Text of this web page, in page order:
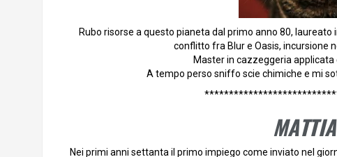
Rubo risorse a questo pianeta dal primo anno 80,
conflitto fra Blur e Oasis, incursione
Master in cazzeggeria applicata
A tempo perso sniffo scie chimiche e mi
Nei primi anni settanta il primo impiego come inviato nel